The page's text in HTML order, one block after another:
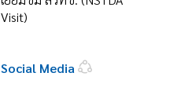
Visit)
Social Media